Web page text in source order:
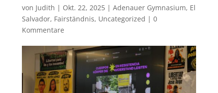
von Judith | Okt. 22, 2025| Adenauer Gymnasium, El
Salvador, Fairständnis, Uncategorized | 0
Kommentare